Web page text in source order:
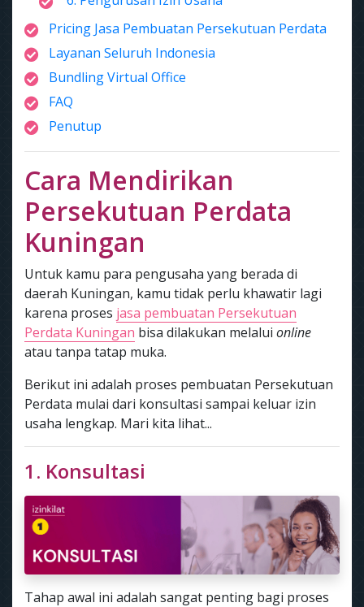
Pricing Jasa Pembuatan Persekutuan Perdata
Layanan Seluruh Indonesia
Bundling Virtual Office
FAQ
Penutup
Cara Mendirikan
Persekutuan Perdata
Kuningan
Untuk kamu para pengusaha yang berada di
daerah Kuningan, kamu tidak perlu khawatir lagi
karena proses jasa pembuatan Persekutuan
Perdata Kuningan bisa dilakukan melalui online
atau tanpa tatap muka.
Berikut ini adalah proses pembuatan Persekutuan
Perdata mulai dari konsultasi sampai keluar izin
usaha lengkap. Mari kita lihat...
1. Konsultasi
Tahap awal ini adalah sangat penting bagi proses